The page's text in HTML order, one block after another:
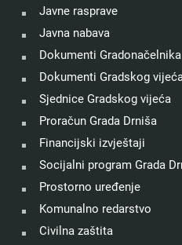
Javne rasprave
Javna nabava
Dokumenti Gradonačelnika
Dokumenti Gradskog
Sjednice Gradskog vijeća
Proračun Grada Drniša
Financijski izvještaji
Socijalni program Grada
Prostorno uređenje
Komunalno redarstvo
Civilna zaštita